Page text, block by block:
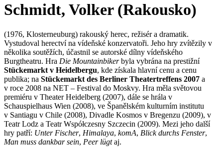
Schmidt, Volker (Rakousko)
(1976, Klosterneuburg) rakouský herec, režisér a dramatik.
Vystudoval herectví na vídeňské konzervatoři. Jeho hry zvítězily v
několika soutěžích, účastnil se autorské dílny vídeňského
Burgtheatru. Hra Die Mountainbikerbyla vybrána na prestižní
Stückemarkt v Heidelbergu, kde získala hlavní cenu a cenu
publika; na Stückemarkt des Berliner Theatertreffens 2007 a
v roce 2008 na NET – Festival do Moskvy. Hra měla světovou
premiéru v Theater Heidelberg (2007), dále se hrála v
Schauspielhaus Wien (2008), ve Španělském kulturním institutu
v Santiagu v Chile (2008), Divadle Kosmos v Bregenzu (2009), v
Teatr Lodz a Teatr Współczesny Szczecin (2009). Mezi jeho další
hry patří: Unter Fischer, Himalaya, komA, Blick durchs Fenster,
Man muss dankbar sein, Peer lügtaj.